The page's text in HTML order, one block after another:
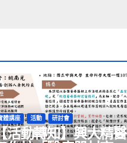
體講座 活動 研討會
活動轉知】興大精醫